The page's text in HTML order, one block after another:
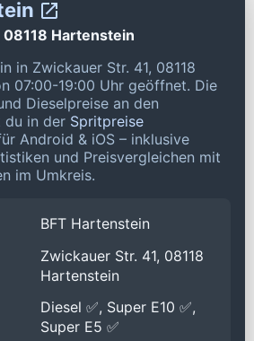
Hartenstein
in Zwickauer Str. 41, 08118
07:00-19:00 Uhr geöffnet. Die
Dieselpreise an den
du in der Spritpreise
Android & iOS – inklusive
und Preisvergleichen mit
im Umkreis.
BFT Hartenstein
Zwickauer Str. 41, 08118
Hartenstein
Diesel ✅, Super E10 ✅,
Super E5 ✅